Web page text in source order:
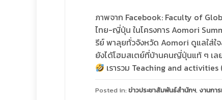
ภาพจาก Facebook: Faculty of
ไทย-ญี่ปุ่น ในโครงการ Aomori
รีย์ พาลุยทั่วจังหวัด Aomori ดูแลใส่ใ
ยังได้โฮมสเตย์ที่บ้านคนญี่ปุ่นแท้ ๆ เล
เรารวม Teaching and activities
Posted in: ข่าวประชาสัมพันธ์สำนักฯ, งานกา